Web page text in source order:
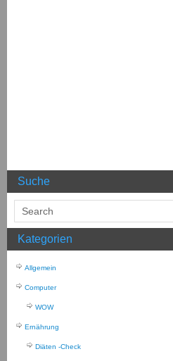
Suche
Kategorien
Allgemein
Computer
WOW
Ernährung
Diäten -Check